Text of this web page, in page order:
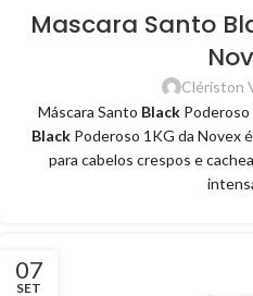
Mascara Santo
Clériston
Máscara Santo Black Poderoso
Black Poderoso 1KG da Novex
para cabelos crespos e
07
SET